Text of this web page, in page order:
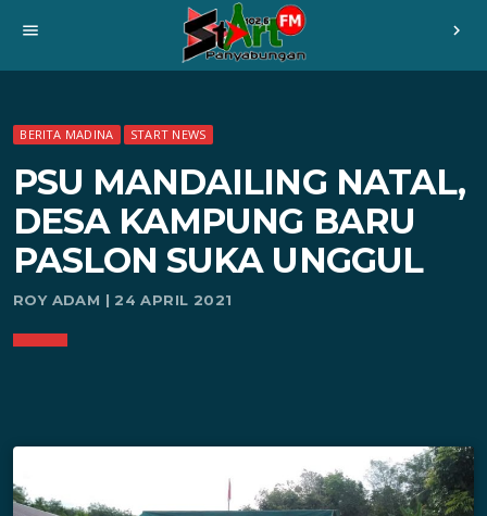
menu chevron_right
BERITA MADINA START NEWS
PSU MANDAILING NATAL,
DESA KAMPUNG BARU
PASLON SUKA UNGGUL
ROY ADAM | 24 APRIL 2021